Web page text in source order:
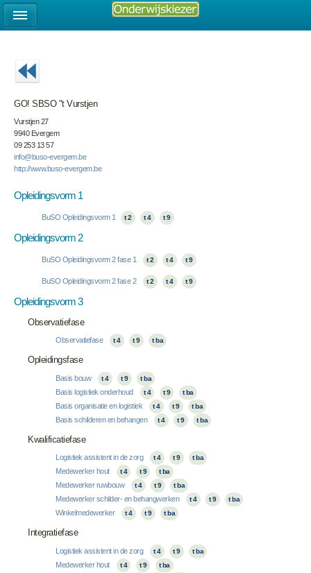
GO! SBSO "t Vurstjen
Vurstjen 27
9940 Evergem
09 253 13 57
info@buso-evergem.be
http://www.buso-evergem.be
Opleidingsvorm 1
BuSO Opleidingsvorm 1 t 2 t 4 t 9
Opleidingsvorm 2
BuSO Opleidingsvorm 2 fase 1 t 2 t 4 t 9
BuSO Opleidingsvorm 2 fase 2 t 2 t 4 t 9
Opleidingsvorm 3
Observatiefase
Observatiefase t 4 t 9 t ba
Opleidingsfase
Basis bouw t 4 t 9 t ba
Basis logistiek onderhoud t 4 t 9 t ba
Basis organisatie en logistiek t 4 t 9 t ba
Basis schilderen en behangen t 4 t 9 t ba
Kwalificatiefase
Logistiek assistent in de zorg t 4 t 9 t ba
Medewerker hout t 4 t 9 t ba
Medewerker ruwbouw t 4 t 9 t ba
Medewerker schilder- en behangwerken t 4 t 9 t ba
Winkelmedewerker t 4 t 9 t ba
Integratiefase
Logistiek assistent in de zorg t 4 t 9 t ba
Medewerker hout t 4 t 9 t ba